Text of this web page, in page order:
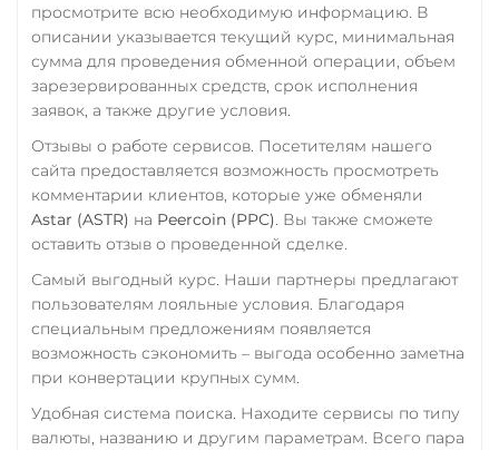
просмотрите всю необходимую информацию. В
описании указывается текущий курс, минимальная
сумма для проведения обменной операции, объем
зарезервированных средств, срок исполнения
заявок, а также другие условия.
Отзывы о работе сервисов. Посетителям нашего
сайта предоставляется возможность просмотреть
комментарии клиентов, которые уже обменяли
Astar (ASTR) на Peercoin (PPC). Вы также сможете
оставить отзыв о проведенной сделке.
Самый выгодный курс. Наши партнеры предлагают
пользователям лояльные условия. Благодаря
специальным предложениям появляется
возможность сэкономить – выгода особенно заметна
при конвертации крупных сумм.
Удобная система поиска. Находите сервисы по типу
валюты, названию и другим параметрам. Всего пара